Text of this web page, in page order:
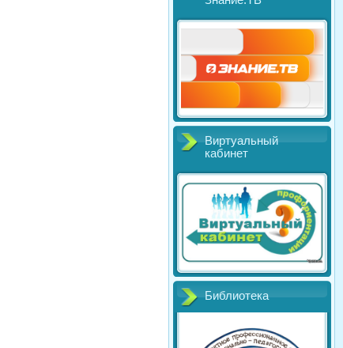
Виртуальный
кабинет
Библиотека